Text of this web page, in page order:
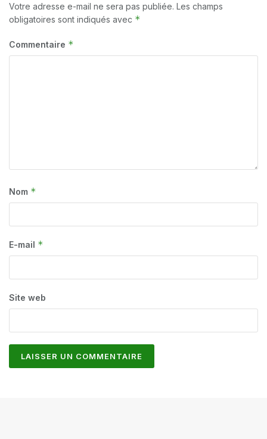
Votre adresse e-mail ne sera pas publiée. Les champs
obligatoires sont indiqués avec *
Commentaire *
Nom *
E-mail *
Site web